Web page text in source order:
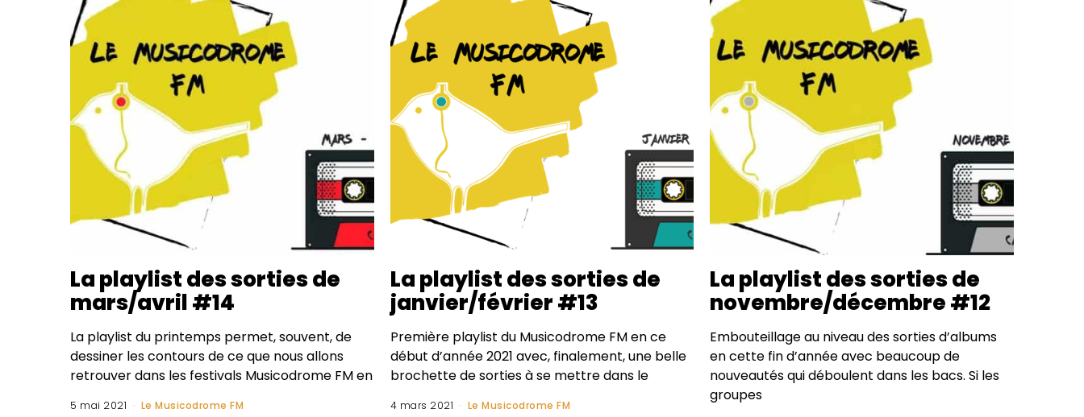
La playlist des sorties de
mars/avril #14
La playlist du printemps permet, souvent, de
dessiner les contours de ce que nous allons
retrouver dans les festivals Musicodrome FM en
5 mai 2021 Le Musicodrome FM
La playlist des sorties de
janvier/février #13
Première playlist du Musicodrome FM en ce
début d’année 2021 avec, finalement, une belle
brochette de sorties à se mettre dans le
4 mars 2021 Le Musicodrome FM
La playlist des sorties de
novembre/décembre #12
Embouteillage au niveau des sorties d’albums
en cette fin d’année avec beaucoup de
nouveautés qui déboulent dans les bacs. Si les
groupes